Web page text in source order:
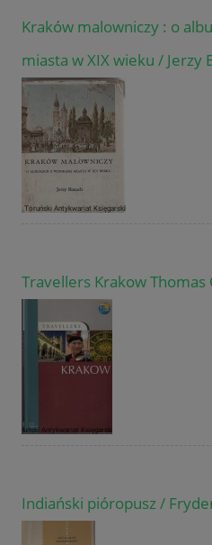
Kraków malowniczy : o
miasta w XIX wieku / Jerzy
Travellers Krakow
Indiański pióropusz /